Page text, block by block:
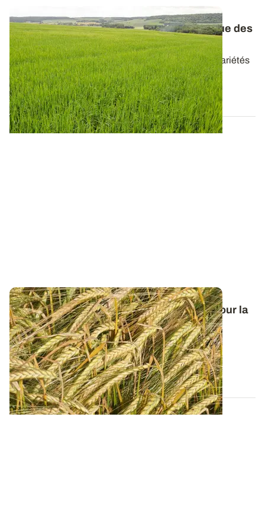
Orges d’hiver et de printemps : le catalogue des
variétés réactualisé
Retrouvez les caractéristiques de l’ensemble des variétés
d’orges disponibles en 2026...
20 AVR. 2026
Orge de printemps : nos préconisations pour la
campagne 2026
Retrouvez tous les résultats d’essais de la dernière
campagne et nos préconisations pour...
13 FÉVR. 2026